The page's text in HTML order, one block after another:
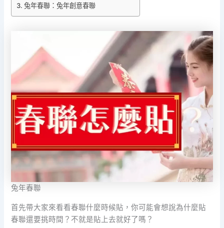
兔年春聯：兔年創意春聯
兔年春聯
首先帶大家來看看春聯什麼時候貼，你可能會想說為什麼貼
春聯還要挑時間？不就是貼上去就好了嗎？